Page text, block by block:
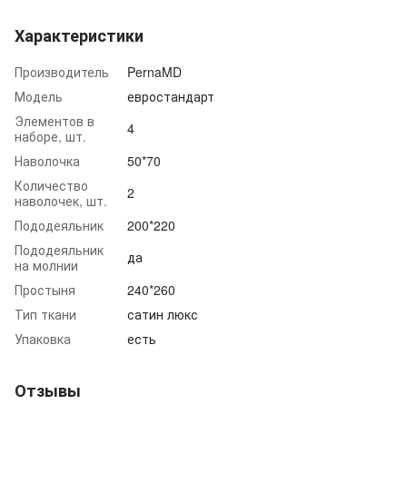
Характеристики
Производитель
PernaMD
Модель
евростандарт
Элементов в
наборе, шт.
4
Наволочка
50*70
Количество
наволочек, шт.
2
Пододеяльник
200*220
Пододеяльник
на молнии
да
Простыня
240*260
Тип ткани
сатин люкс
Упаковка
есть
Отзывы